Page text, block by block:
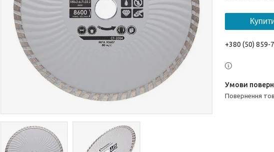
+380 (50) 859-
повернення